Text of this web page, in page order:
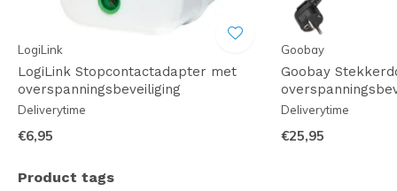
LogiLink
LogiLink Stopcontactadapter met
overspanningsbeveiliging
Deliverytime
€6,95
Goobay
Goobay
Deliverytime
€25,95
Product tags